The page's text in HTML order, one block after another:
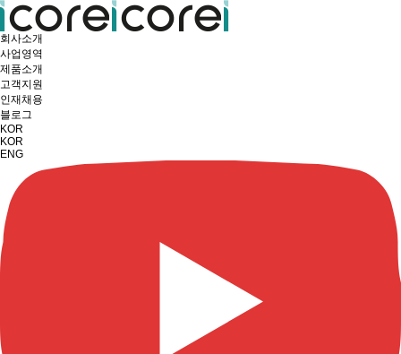
회사소개
사업영역
제품소개
고객지원
인재채용
블로그
KOR
KOR
ENG